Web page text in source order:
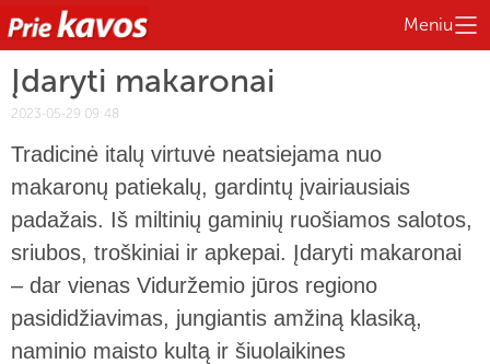
Meniu
Įdaryti makaronai
2023-05-29 09:48
Tradicinė italų virtuvė neatsiejama nuo
makaronų patiekalų, gardintų įvairiausiais
padažais. Iš miltinių gaminių ruošiamos salotos,
sriubos, troškiniai ir apkepai. Įdaryti makaronai
– dar vienas Viduržemio jūros regiono
pasididžiavimas, jungiantis amžiną klasiką,
naminio maisto kultą ir šiuolaikines